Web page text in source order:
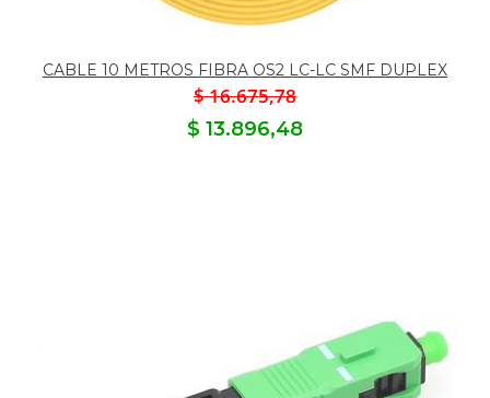
CABLE 10 METROS FIBRA OS2 LC-LC SMF DUPLEX
$ 16.675,78
$ 13.896,48